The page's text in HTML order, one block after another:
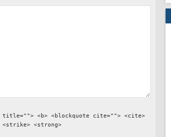
<b> <blockquote cite=""> <cite>
<strike> <strong>